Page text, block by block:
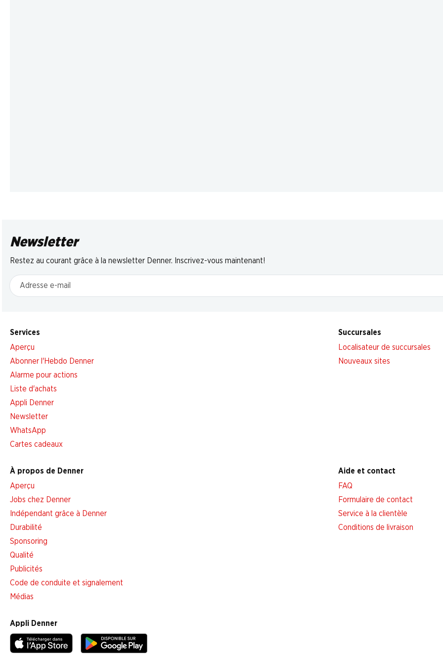
Newsletter
Restez au courant grâce à la newsletter Denner. Inscrivez-vous maintenant!
Adresse e-mail
Services
Aperçu
Abonner l'Hebdo Denner
Alarme pour actions
Liste d'achats
Appli Denner
Newsletter
WhatsApp
Cartes cadeaux
Succursales
Localisateur de succursales
Nouveaux sites
À propos de Denner
Aperçu
Jobs chez Denner
Indépendant grâce à Denner
Durabilité
Sponsoring
Qualité
Publicités
Code de conduite et signalement
Médias
Aide et contact
FAQ
Formulaire de contact
Service à la clientèle
Conditions de livraison
Appli Denner